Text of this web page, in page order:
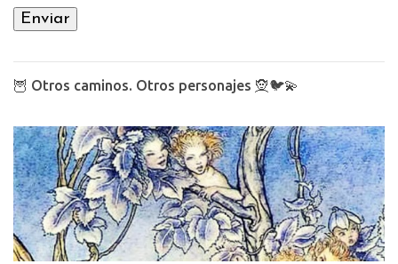
🦉 Otros caminos. Otros personajes 🧝🐦💫